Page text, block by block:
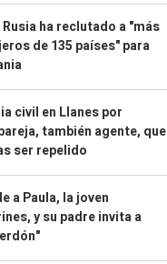
ha reclutado a "más
de 135 países" para
civil en Llanes por
también agente, que
ser repelido
a Paula, la joven
y su padre invita a